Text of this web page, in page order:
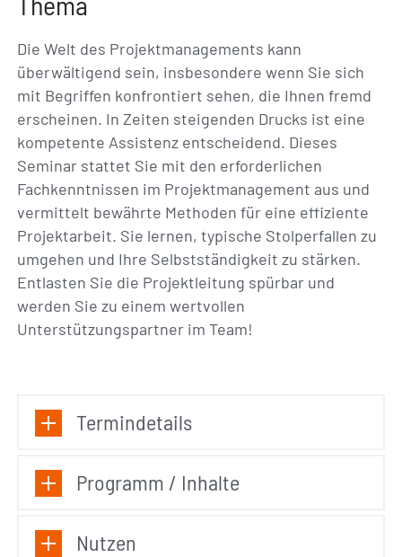
Die Welt des Projektmanagements kann
überwältigend sein, insbesondere wenn Sie sich
mit Begriffen konfrontiert sehen, die Ihnen fremd
erscheinen. In Zeiten steigenden Drucks ist eine
kompetente Assistenz entscheidend. Dieses
Seminar stattet Sie mit den erforderlichen
Fachkenntnissen im Projektmanagement aus und
vermittelt bewährte Methoden für eine effiziente
Projektarbeit. Sie lernen, typische Stolperfallen zu
umgehen und Ihre Selbstständigkeit zu stärken.
Entlasten Sie die Projektleitung spürbar und
werden Sie zu einem wertvollen
Unterstützungspartner im Team!
Termindetails
Programm / Inhalte
Nutzen